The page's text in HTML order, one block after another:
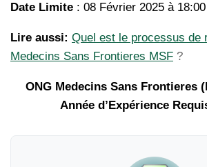
Date Limite : 08 Février 2025 à
Lire aussi: Quel est le processus de
Medecins Sans Frontieres MSF ?
ONG Medecins Sans Frontieres
Année d’Expérience